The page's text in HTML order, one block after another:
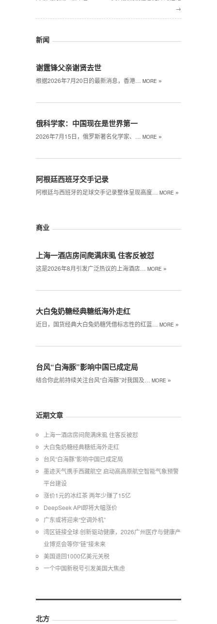
→
新闻
谢霆锋父亲谢贤去世
根据2026年7月20日的最新消息，香港… MORE »
俄科学家：中国现在是世界第一
2026年7月15日，俄罗斯著名化学家、… MORE »
阿根廷西班牙交手记录
阿根廷与西班牙的足球交手记录整体呈现高度… MORE »
商业
上海一酒店房间爬满床虱 住客反被怼
这是2026年8月引发广泛热议的上海酒店… MORE »
大白兔奶糖经典糖纸海外走红
近日，国货经典大白兔奶糖凭借标志性的红蓝… MORE »
台风“白海豚”影响中国已成定局
结合你此前持续关注台风“白海豚”对我国及… MORE »
近期文章
上海一酒店房间爬满床虱 住客反被怼
大白兔奶糖经典糖纸海外走红
台风“白海豚”影响中国已成定局
墨迹天气携手西藏航空 启动高高原航空智能气象预警
平台建设
涨价1元的冰红茶 两年少赚了15亿
DeepSeek API即将大幅涨价
广东或将迎来“空调外机”
湾区链接全球·创新驱动健康，2026广州医疗与健康产
业博览会等你“链”接未来
美国退回1000亿美元关税
一个中国新税号引发美国大焦虑
北方